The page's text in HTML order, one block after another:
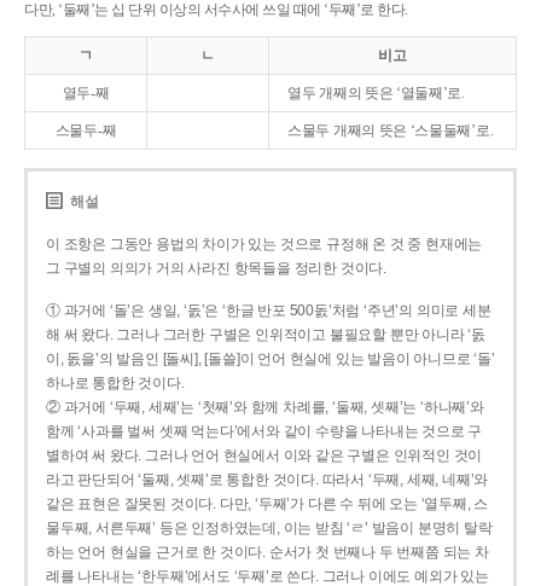
다만, ‘둘째’는 십 단위 이상의 서수사에 쓰일 때에 ‘두째’로 한다.
ㄱ ㄴ 비고
열두-째 열두 개째의 뜻은 ‘열둘째’로.
스물두-째 스물두 개째의 뜻은 ‘스물둘째’로.
해설
이 조항은 그동안 용법의 차이가 있는 것으로 규정해 온 것 중 현재에는
그 구별의 의의가 거의 사라진 항목들을 정리한 것이다.
① 과거에 ‘돌’은 생일, ‘돐’은 ‘한글 반포 500돐’처럼 ‘주년’의 의미로 세분
해 써 왔다. 그러나 그러한 구별은 인위적이고 불필요할 뿐만 아니라 ‘돐
이, 돐을’의 발음인 [돌씨], [돌쓸]이 언어 현실에 있는 발음이 아니므로 ‘돌’
하나로 통합한 것이다.
② 과거에 ‘두째, 세째’는 ‘첫째’와 함께 차례를, ‘둘째, 셋째’는 ‘하나째’와
함께 ‘사과를 벌써 셋째 먹는다’에서와 같이 수량을 나타내는 것으로 구
별하여 써 왔다. 그러나 언어 현실에서 이와 같은 구별은 인위적인 것이
라고 판단되어 ‘둘째, 셋째’로 통합한 것이다. 따라서 ‘두째, 세째, 네째’와
같은 표현은 잘못된 것이다. 다만, ‘두째’가 다른 수 뒤에 오는 ‘열두째, 스
물두째, 서른두째’ 등은 인정하였는데, 이는 받침 ‘ㄹ’ 발음이 분명히 탈락
하는 언어 현실을 근거로 한 것이다. 순서가 첫 번째나 두 번째쯤 되는 차
례를 나타내는 ‘한두째’에서도 ‘두째’로 쓴다. 그러나 이에도 예외가 있는